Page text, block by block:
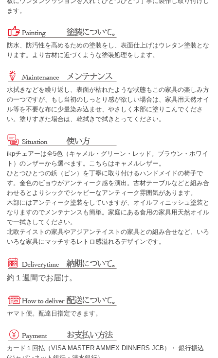
ます。
防水、防汚性を高めるための塗装をし、表面仕上げはウレタン塗装とな
ります。より古材に近づくような塗装処理をします。
水拭きなどを繰り返し、表面が枯れたような状態もこの家具の楽しみ方
の一つですが、もし当初のしっとり感が欲しい場合は、家具用天然オイ
ル等を不要な布に少量染み込ませ、やさしく木部に塗りこんでくださ
い。塗りすぎた場合は、乾拭きで拭きとってください。
ikpチェアーは全5色（キャメル・グリーン・レッド。ブラウン・ホワイ
ト）のレザーから選べます。こちらはキャメルレザー。
ひとつひとつの鋲（ピン）を丁寧に取り付けるハンドメイドの椅子で
す。金色のビョウがアンティーク感を演出。古材テーブルなどと組み合
わせるとよりシックでシャビーなアンティーク雰囲気があります。
木部にはアンティーク塗装をしていますが、オイルフィニッシュ塗装と
なりますのでメンテナンスも簡単。家庭にある食用の家具用天然オイル
で一拭きしてください。
北欧テイストの家具やアジアンテイストの家具との組み合せなど、いろ
いろな家具にマッチするレトロ感溢れるデザインです。
約１週間でお届け。
ヤマト便。配達日指定できます。
カード１回払（VISA MASTER AMMEX DINNERS JCB）・ 銀行振込